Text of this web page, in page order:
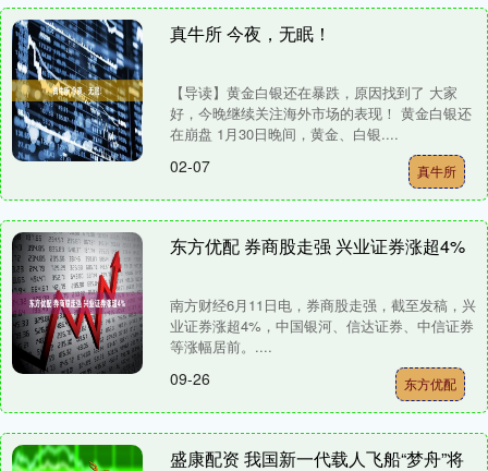
真牛所 今夜，无眠！
【导读】黄金白银还在暴跌，原因找到了 大家
好，今晚继续关注海外市场的表现！ 黄金白银还
在崩盘 1月30日晚间，黄金、白银....
02-07 真牛所
东方优配 券商股走强 兴业证券涨超4%
南方财经6月11日电，券商股走强，截至发稿，兴
业证券涨超4%，中国银河、信达证券、中信证券
等涨幅居前。....
09-26 东方优配
盛康配资 我国新一代载人飞船“梦舟”将